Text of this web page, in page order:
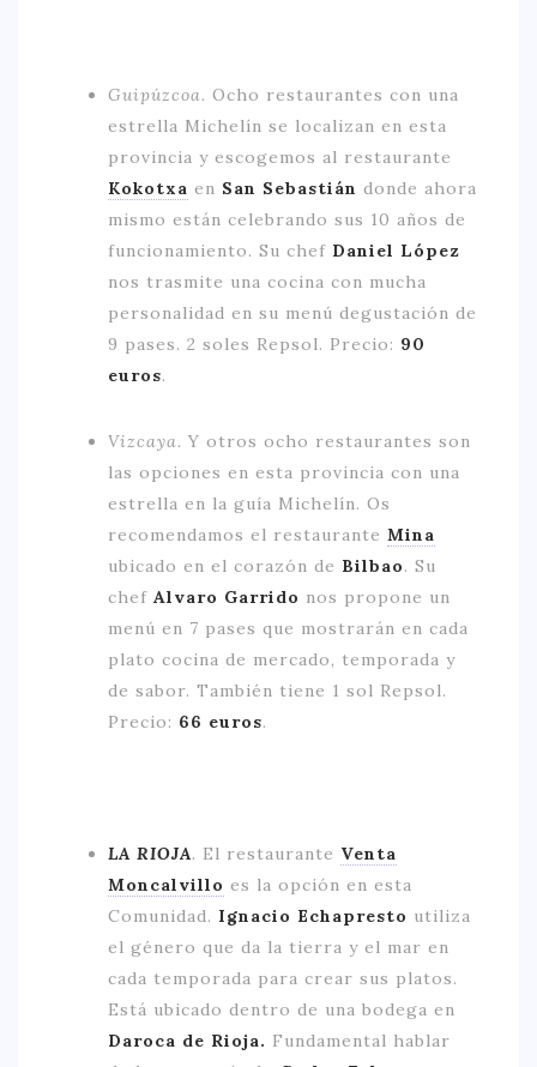
Guipúzcoa. Ocho restaurantes con una
estrella Michelín se localizan en esta
provincia y escogemos al restaurante
Kokotxa en San Sebastián donde ahora
mismo están celebrando sus 10 años de
funcionamiento. Su chef Daniel López
nos trasmite una cocina con mucha
personalidad en su menú degustación de
9 pases. 2 soles Repsol. Precio: 90
euros.
Vizcaya. Y otros ocho restaurantes son
las opciones en esta provincia con una
estrella en la guía Michelín. Os
recomendamos el restaurante Mina
ubicado en el corazón de Bilbao. Su
chef Alvaro Garrido nos propone un
menú en 7 pases que mostrarán en cada
plato cocina de mercado, temporada y
de sabor. También tiene 1 sol Repsol.
Precio: 66 euros.
LA RIOJA. El restaurante Venta
Moncalvillo es la opción en esta
Comunidad. Ignacio Echapresto utiliza
el género que da la tierra y el mar en
cada temporada para crear sus platos.
Está ubicado dentro de una bodega en
Daroca de Rioja. Fundamental hablar